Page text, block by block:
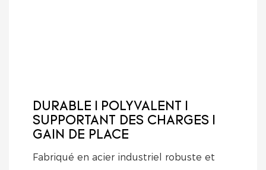
DURABLE | POLYVALENT |
SUPPORTANT DES CHARGES |
GAIN DE PLACE
Fabriqué en acier industriel robuste et